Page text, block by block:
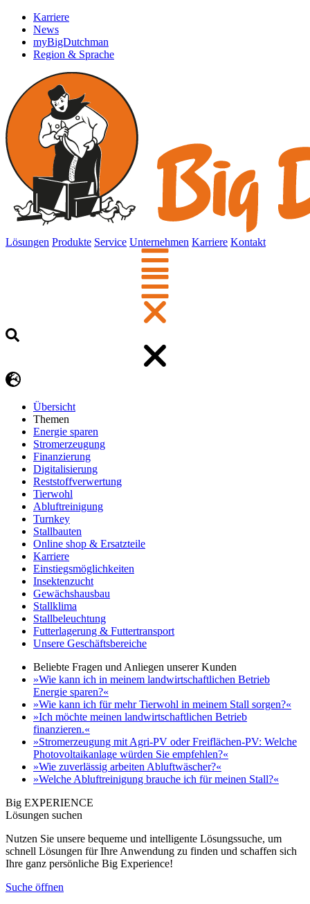
Karriere
News
myBigDutchman
Region & Sprache
Lösungen Produkte Service Unternehmen Karriere Kontakt
Übersicht
Themen
Energie sparen
Stromerzeugung
Finanzierung
Digitalisierung
Reststoffverwertung
Tierwohl
Abluftreinigung
Turnkey
Stallbauten
Online shop & Ersatzteile
Karriere
Einstiegsmöglichkeiten
Insektenzucht
Gewächshausbau
Stallklima
Stallbeleuchtung
Futterlagerung & Futtertransport
Unsere Geschäftsbereiche
Beliebte Fragen und Anliegen unserer Kunden
»Wie kann ich in meinem landwirtschaftlichen Betrieb
Energie sparen?«
»Wie kann ich für mehr Tierwohl in meinem Stall sorgen?«
»Ich möchte meinen landwirtschaftlichen Betrieb
finanzieren.«
»Stromerzeugung mit Agri-PV oder Freiflächen-PV: Welche
Photovoltaikanlage würden Sie empfehlen?«
»Wie zuverlässig arbeiten Abluftwäscher?«
»Welche Abluftreinigung brauche ich für meinen Stall?«
Big EXPERIENCE
Lösungen suchen
Nutzen Sie unsere bequeme und intelligente Lösungssuche, um
schnell Lösungen für Ihre Anwendung zu finden und schaffen sich
Ihre ganz persönliche Big Experience!
Suche öffnen